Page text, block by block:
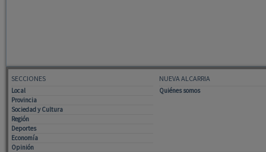
SECCIONES
Local
Provincia
Sociedad y Cultura
Región
Deportes
Economía
Opinión
NUEVA ALCARRIA
Quiénes somos